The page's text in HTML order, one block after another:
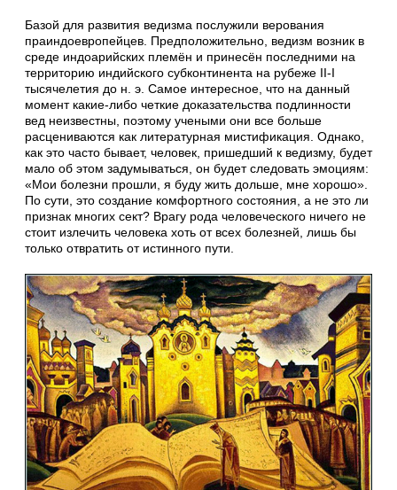
Базой для развития ведизма послужили верования
праиндоевропейцев. Предположительно, ведизм возник в
среде индоарийских племён и принесён последними на
территорию индийского субконтинента на рубеже II-I
тысячелетия до н. э. Самое интересное, что на данный
момент какие-либо четкие доказательства подлинности
вед неизвестны, поэтому учеными они все больше
расцениваются как литературная мистификация. Однако,
как это часто бывает, человек, пришедший к ведизму, будет
мало об этом задумываться, он будет следовать эмоциям:
«Мои болезни прошли, я буду жить дольше, мне хорошо».
По сути, это создание комфортного состояния, а не это ли
признак многих сект? Врагу рода человеческого ничего не
стоит излечить человека хоть от всех болезней, лишь бы
только отвратить от истинного пути.